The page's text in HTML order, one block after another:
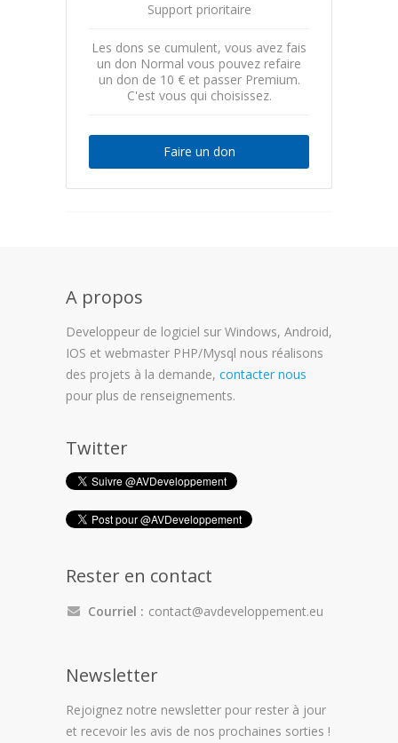
Support prioritaire
Les dons se cumulent, vous avez fais
un don Normal vous pouvez refaire
un don de 10 € et passer Premium.
C'est vous qui choisissez.
Faire un don
A propos
Developpeur de logiciel sur Windows, Android,
IOS et webmaster PHP/Mysql nous réalisons
des projets à la demande, contacter nous
pour plus de renseignements.
Twitter
Rester en contact
Courriel : contact@avdeveloppement.eu
Newsletter
Rejoignez notre newsletter pour rester à jour
et recevoir les avis de nos prochaines sorties !